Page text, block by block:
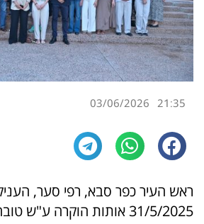
21:35
03/06/2026
ראש העיר כפר סבא, רפי סער,